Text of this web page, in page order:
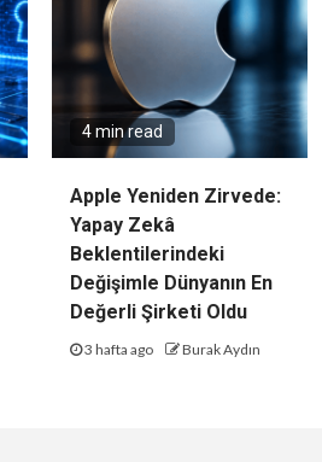
4 min read
Apple Yeniden Zirvede:
Yapay Zekâ
Beklentilerindeki
Değişimle Dünyanın En
Değerli Şirketi Oldu
3 hafta ago Burak Aydın